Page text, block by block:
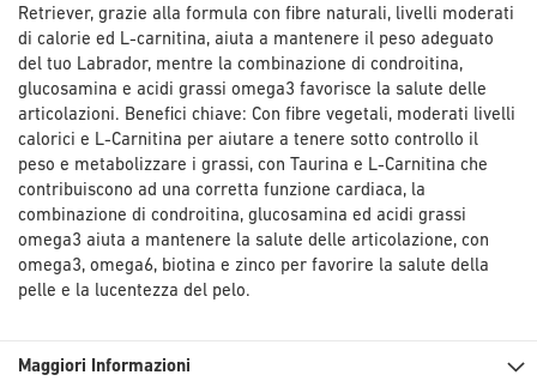
Retriever, grazie alla formula con fibre naturali, livelli moderati
di calorie ed L-carnitina, aiuta a mantenere il peso adeguato
del tuo Labrador, mentre la combinazione di condroitina,
glucosamina e acidi grassi omega3 favorisce la salute delle
articolazioni. Benefici chiave: Con fibre vegetali, moderati livelli
calorici e L-Carnitina per aiutare a tenere sotto controllo il
peso e metabolizzare i grassi, con Taurina e L-Carnitina che
contribuiscono ad una corretta funzione cardiaca, la
combinazione di condroitina, glucosamina ed acidi grassi
omega3 aiuta a mantenere la salute delle articolazione, con
omega3, omega6, biotina e zinco per favorire la salute della
pelle e la lucentezza del pelo.
Maggiori Informazioni